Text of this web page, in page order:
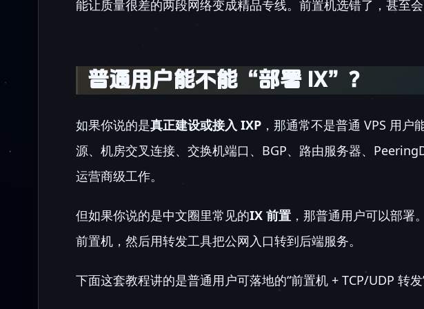
能让质量很差的两段网络变成精品专线。前置机选错了，甚至会
普通用户能不能“部署 IX”？
如果你说的是真正建设或接入 IXP ，那通常不是普通 VPS 用
源、机房交叉连接、交换机端口、BGP、路由服务器、
运营商级工作。
但如果你说的是中文圈里常见的IX 前置 ，那普通用户可以部署
前置机，然后用转发工具把公网入口转到后端服务。
下面这套教程讲的是普通用户可落地的“前置机 + TCP/UDP 转发”